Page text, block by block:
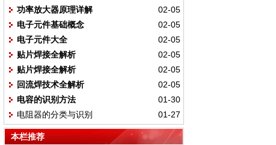
应用
02-05
功率放大器原理详解
02-05
电子元件基础概念
02-05
电子元件大全
02-05
贴片焊接全解析
02-05
贴片焊接全解析
02-05
回流焊技术全解析
01-30
电容的识别方法
01-27
电阻器的分类与识别
本栏推荐